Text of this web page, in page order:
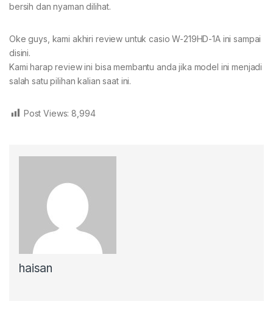
bersih dan nyaman dilihat.
Oke guys, kami akhiri review untuk casio W-219HD-1A ini sampai
disini.
Kami harap review ini bisa membantu anda jika model ini menjadi
salah satu pilihan kalian saat ini.
Post Views: 8,994
haisan